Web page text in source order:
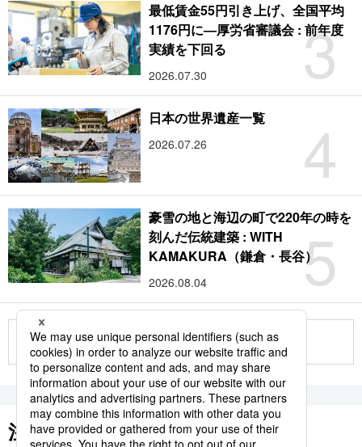
3
最低賃金55円引き上げ、全国平均
1176円に―厚労省審議会 : 前年度
実績を下回る
2026.07.30
4
日本の世界遺産一覧
2026.07.26
5
豪雪の地と海辺の町で220年の時を
刻んだ伝統建築 : WITH
KAMAKURA（鎌倉・長谷）
2026.08.04
もっと見る
注目のキーワード